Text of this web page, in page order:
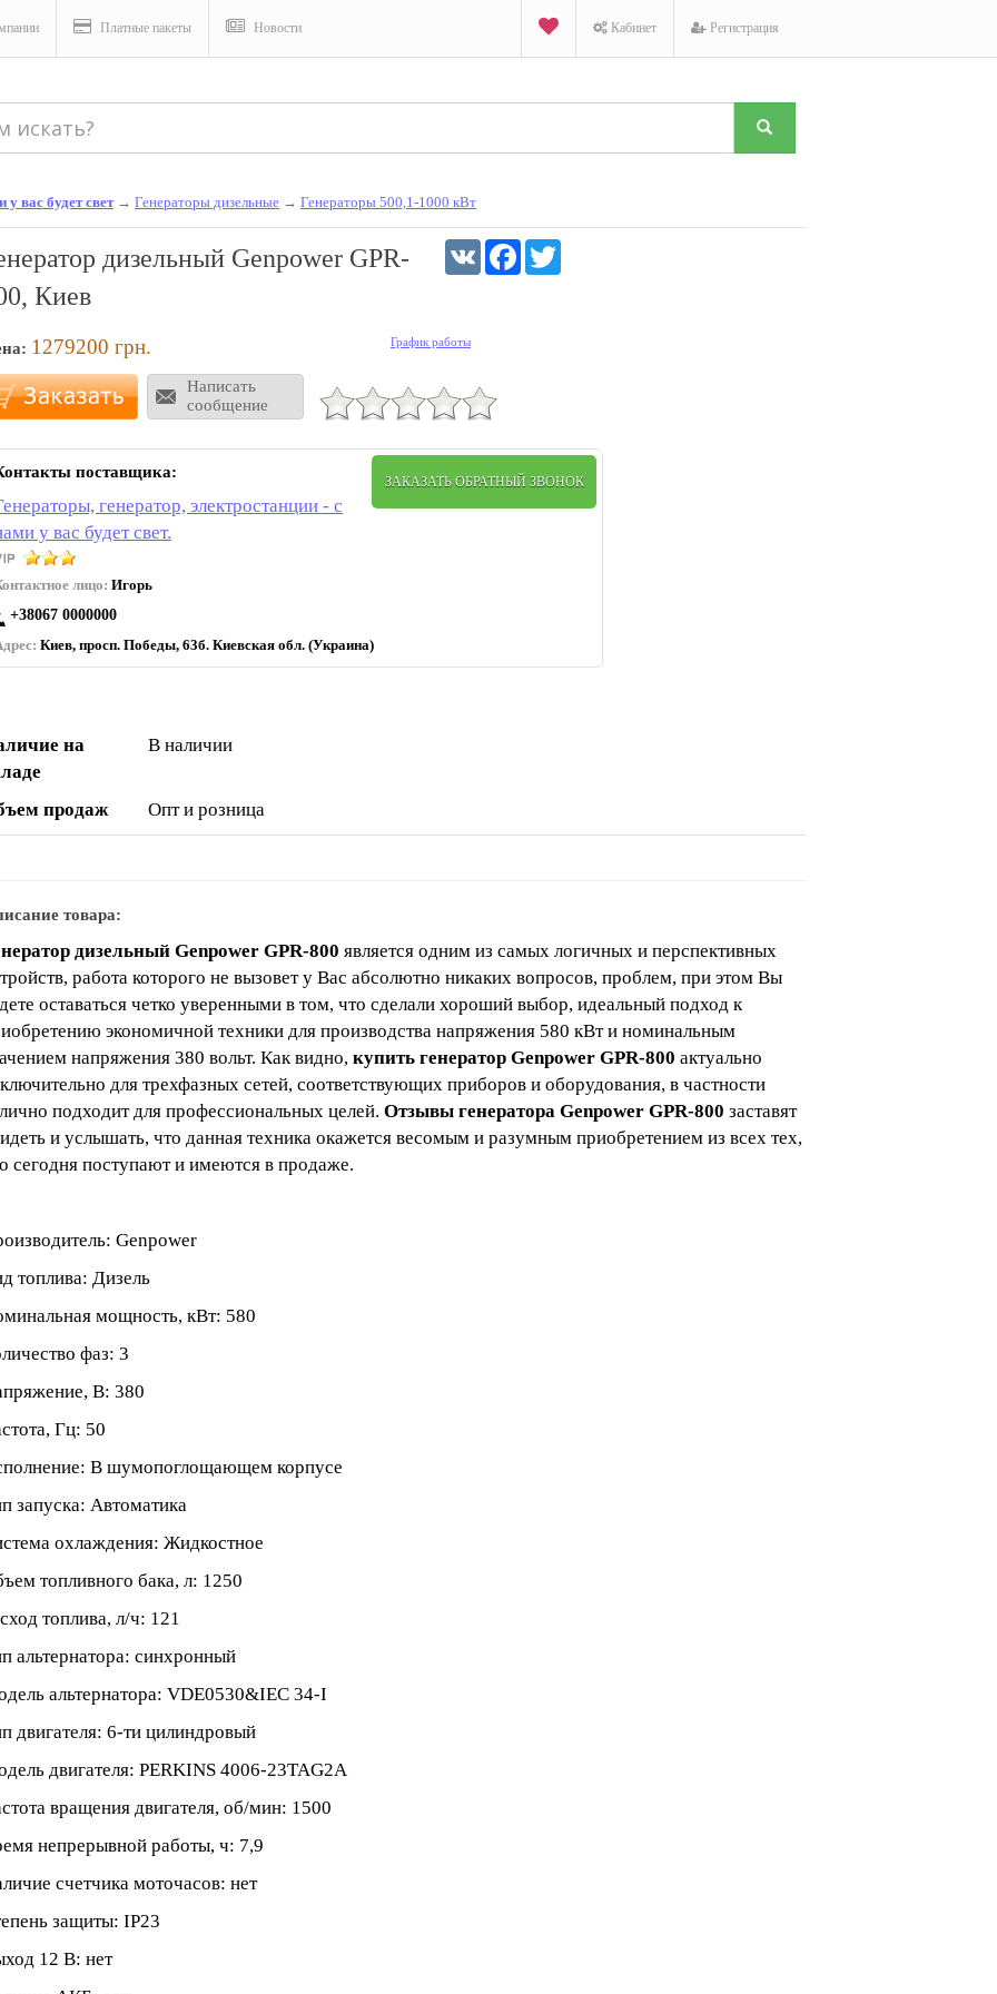
Платные пакеты Новости Кабинет Регистрация
у вас будет свет→ Генераторы дизельные → Генераторы 500,1-1000 кВт
дизельный Genpower GPR-
Киев
1279200 грн.
Написать
сообщение
График работы
VK Facebook
поставщика:
генератор, электростанции - с
у вас будет свет.
лицо: Игорь
+38067 0000000
Киев, просп. Победы, 63б. Киевская обл. (Украина)
ЗАКАЗАТЬ ОБРАТНЫЙ ЗВОНОК
на
В наличии
продаж Опт и розница
товара:
дизельный Genpower GPR-800 является одним из самых логичных и перспективных
работа которого не вызовет у Вас абсолютно никаких вопросов, проблем, при этом Вы
оставаться четко уверенными в том, что сделали хороший выбор, идеальный подход к
экономичной техники для производства напряжения 580 кВт и номинальным
напряжения 380 вольт. Как видно, купить генератор Genpower GPR-800 актуально
для трехфазных сетей, соответствующих приборов и оборудования, в частности
подходит для профессиональных целей. Отзывы генератора Genpower GPR-800 заставят
и услышать, что данная техника окажется весомым и разумным приобретением из всех тех,
сегодня поступают и имеются в продаже.
Genpower
топлива: Дизель
мощность, кВт: 580
фаз: 3
В: 380
Гц: 50
В шумопоглощающем корпусе
запуска: Автоматика
охлаждения: Жидкостное
топливного бака, л: 1250
топлива, л/ч: 121
альтернатора: синхронный
альтернатора: VDE0530&IEC 34-I
двигателя: 6-ти цилиндровый
двигателя: PERKINS 4006-23TAG2A
вращения двигателя, об/мин: 1500
непрерывной работы, ч: 7,9
счетчика моточасов: нет
защиты: IP23
12 В: нет